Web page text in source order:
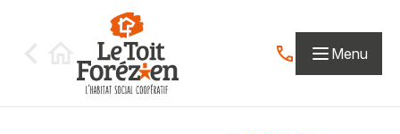
Contactez-nous
Menu